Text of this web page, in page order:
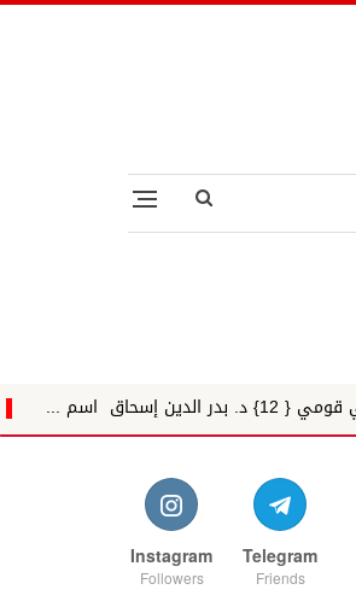
رغم اختلافنا....
Telegram
Friends
Instagram
Followers